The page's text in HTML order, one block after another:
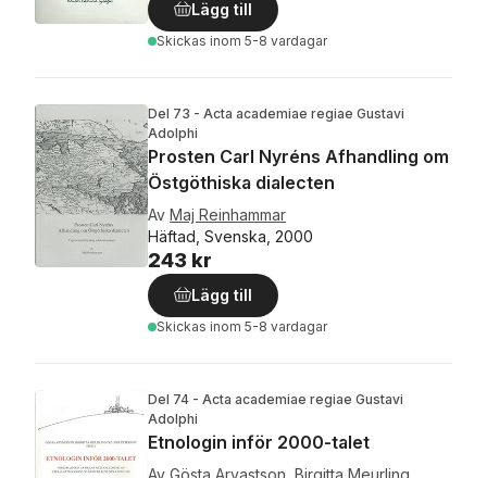
Lägg till
Skickas inom 5-8 vardagar
Del 73 - Acta academiae regiae Gustavi
Adolphi
Prosten Carl Nyréns Afhandling om
Östgöthiska dialecten
Av Maj Reinhammar
Häftad, Svenska, 2000
243 kr
Lägg till
Skickas inom 5-8 vardagar
Del 74 - Acta academiae regiae Gustavi
Adolphi
Etnologin inför 2000-talet
Av Gösta Arvastson Birgitta Meurling